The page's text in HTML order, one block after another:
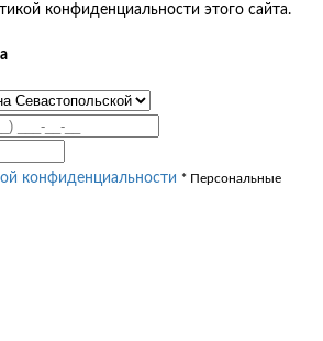
конфиденциальности этого сайта.
конфиденциальности * Персональные